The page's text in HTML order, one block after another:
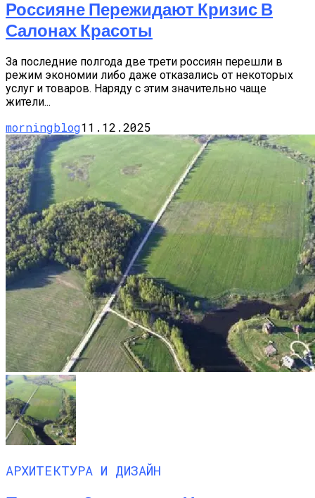
Россияне Пережидают Кризис В
Салонах Красоты
За последние полгода две трети россиян перешли в
режим экономии либо даже отказались от некоторых
услуг и товаров. Наряду с этим значительно чаще
жители...
morningblog11.12.2025
АРХИТЕКТУРА И ДИЗАЙН